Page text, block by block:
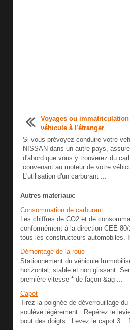
Voyages ou immatriculation
véhicule à l'étranger
Si vous prévoyez conduire votre
NISSAN dans un autre pays,
d'abord que vous y trouverez du
convenant au moteur de votre
L'utilisation d'un carburant ...
Autres materiaux:
Consommation de carburant
Les chiffres de CO2 et de
conformément à la direction CEE
tous les constructeurs automobiles.
Démontage de la roue
Stationnement du véhicule
horizontal, stable et non glissant.
première vitesse * de façon &ag ...
Capot
Tirez la poignée de déverrouillage
soulève légèrement. Repérez le
bout des doigts. Levez le capot 3 .